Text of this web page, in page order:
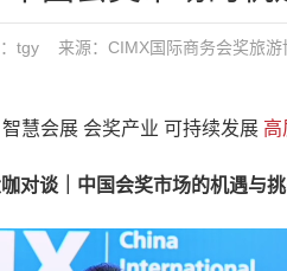
tgy 来源：CIMX国际商务会奖旅
慧会展 会奖产业 可持续发展 高
谈｜中国会奖市场的机遇与